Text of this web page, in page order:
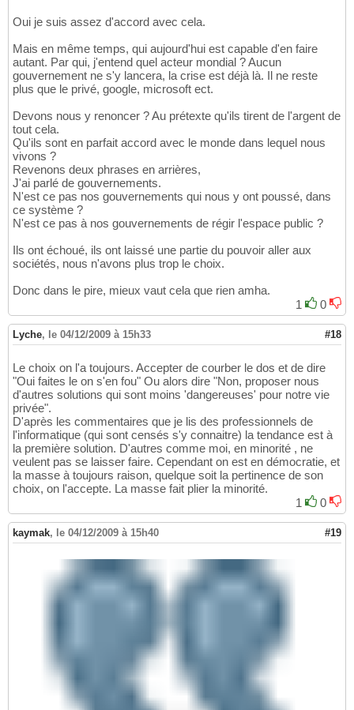
Oui je suis assez d'accord avec cela.
Mais en même temps, qui aujourd'hui est capable d'en faire
autant. Par qui, j'entend quel acteur mondial ? Aucun
gouvernement ne s'y lancera, la crise est déjà là. Il ne reste
plus que le privé, google, microsoft ect.
Devons nous y renoncer ? Au prétexte qu'ils tirent de l'argent de
tout cela.
Qu'ils sont en parfait accord avec le monde dans lequel nous
vivons ?
Revenons deux phrases en arrières,
J'ai parlé de gouvernements.
N'est ce pas nos gouvernements qui nous y ont poussé, dans
ce système ?
N'est ce pas à nos gouvernements de régir l'espace public ?
Ils ont échoué, ils ont laissé une partie du pouvoir aller aux
sociétés, nous n'avons plus trop le choix.
Donc dans le pire, mieux vaut cela que rien amha.
1
0
Lyche, le 04/12/2009 à 15h33 #18
Le choix on l'a toujours. Accepter de courber le dos et de dire
"Oui faites le on s'en fou" Ou alors dire "Non, proposer nous
d'autres solutions qui sont moins 'dangereuses' pour notre vie
privée".
D'après les commentaires que je lis des professionnels de
l'informatique (qui sont censés s'y connaitre) la tendance est à
la première solution. D'autres comme moi, en minorité , ne
veulent pas se laisser faire. Cependant on est en démocratie, et
la masse à toujours raison, quelque soit la pertinence de son
choix, on l'accepte. La masse fait plier la minorité.
1
0
kaymak, le 04/12/2009 à 15h40 #19